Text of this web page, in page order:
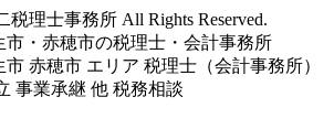
理士事務所 All Rights Reserved.
市・赤穂市の税理士・会計事務所
赤穂市 エリア 税理士（会計事務所）
事業承継 他 税務相談